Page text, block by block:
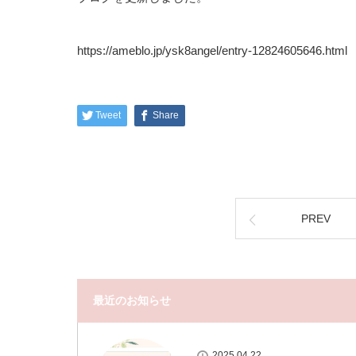
https://ameblo.jp/ysk8angel/entry-12824605646.html
Tweet Share
PREV
最近のお知らせ